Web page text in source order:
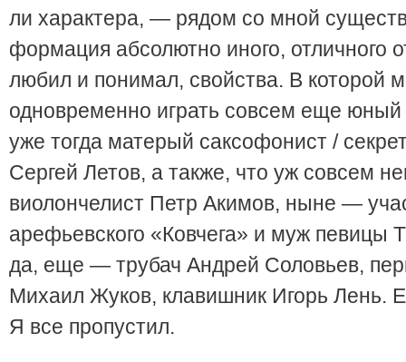
ли характера, — рядом со мной
формация абсолютно иного, отличного
любил и понимал, свойства. В которой
одновременно играть совсем еще юный
уже тогда матерый саксофонист /
Сергей Летов, а также, что уж совсем
виолончелист Петр Акимов, ныне —
арефьевского «Ковчега» и муж певицы
да, еще — трубач Андрей Соловьев,
Михаил Жуков, клавишник Игорь Лень.
Я все пропустил.